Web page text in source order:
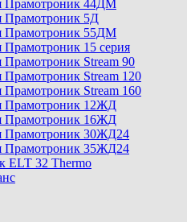
Прамотроник 44ДМ
Прамотроник 5Д
Прамотроник 55ДМ
Прамотроник 15 серия
Прамотроник Stream 90
Прамотроник Stream 120
Прамотроник Stream 160
Прамотроник 12ЖД
Прамотроник 16ЖД
Прамотроник 30ЖД24
Прамотроник 35ЖД24
ELT 32 Thermo